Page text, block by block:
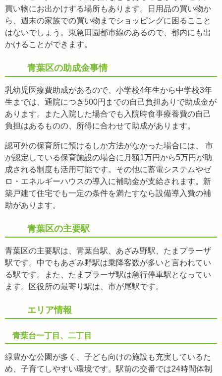
買い物にお出かけする場所もあります。日用品の買い物か
ら、週末の家族での買い物までショッピングに困るここと
はないでしょう。東急田園都市線のあるので、都内にも出
かけることができます。
青葉区の助成金事情
乳幼児医療費助成があるので、小学校4年生から中学校3年
生までは、通院につき500円までの自己負担ありで助成金が
あります。また入院した場合でも入院時食事療養費の自己
負担はあるものの、所得に合わせて助成があります。
認可外の保育所に預けるしか方法がなかった場合には、 市
が認定している保育施設の場合に月額1万円から5万円が助
成される制度も活用可能です。その他に蓄電システムやゼ
ロ・エネルギーハウスの導入に補助金が支給されます。新
築戸建て住宅でも一定の条件を満たすなら設備導入費の補
助があります。
青葉区の主要駅
青葉区の主要駅は、青葉台駅、あざみ野駅、たまプラーザ
駅です。中でもあざみ野駅は乗降客数が多いと言われてい
る駅です。また、たまプラーザ駅は急行停車駅となってい
ます。区役所の最寄り駅は、市が尾駅です。
エリア情報
青葉台一丁目、二丁目
緑豊かな公園が多く、子ども向けの施設も充実しているた
め、子育てしやすい環境です。駅前の交番では24時間体制